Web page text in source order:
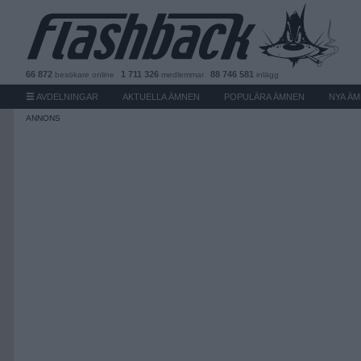
66 872 besökare online 1 711 326 medlemmar 88 746 581 inlägg
AVDELNINGAR AKTUELLA ÄMNEN POPULÄRA ÄMNEN NYA